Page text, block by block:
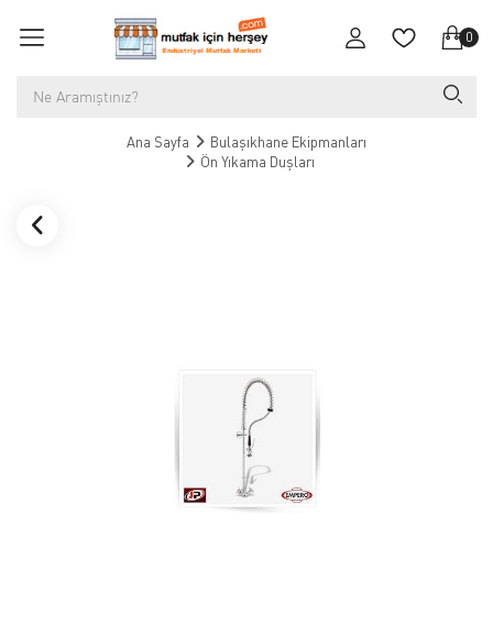
0
Ana Sayfa
Bulaşıkhane Ekipmanları
Ön Yıkama Duşları